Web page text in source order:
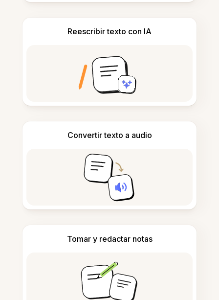
Reescribir texto con IA
Convertir texto a audio
Tomar y redactar notas